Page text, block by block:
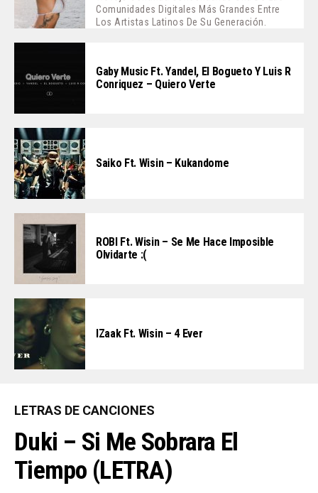
Comunidades Digitales Más Grandes Entre
Los Artistas Latinos De Su Generación.
Gaby Music Ft. Yandel, El Bogueto Y Luis R
Conriquez – Quiero Verte
Saiko Ft. Wisin – Kukandome
ROBI Ft. Wisin – Se Me Hace Imposible
Olvidarte :(
IZaak Ft. Wisin – 4 Ever
LETRAS DE CANCIONES
Duki – Si Me Sobrara El
Tiempo (LETRA)